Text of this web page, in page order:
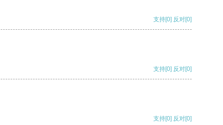
支持[0] 反对[0]
支持[0] 反对[0]
支持[0] 反对[0]